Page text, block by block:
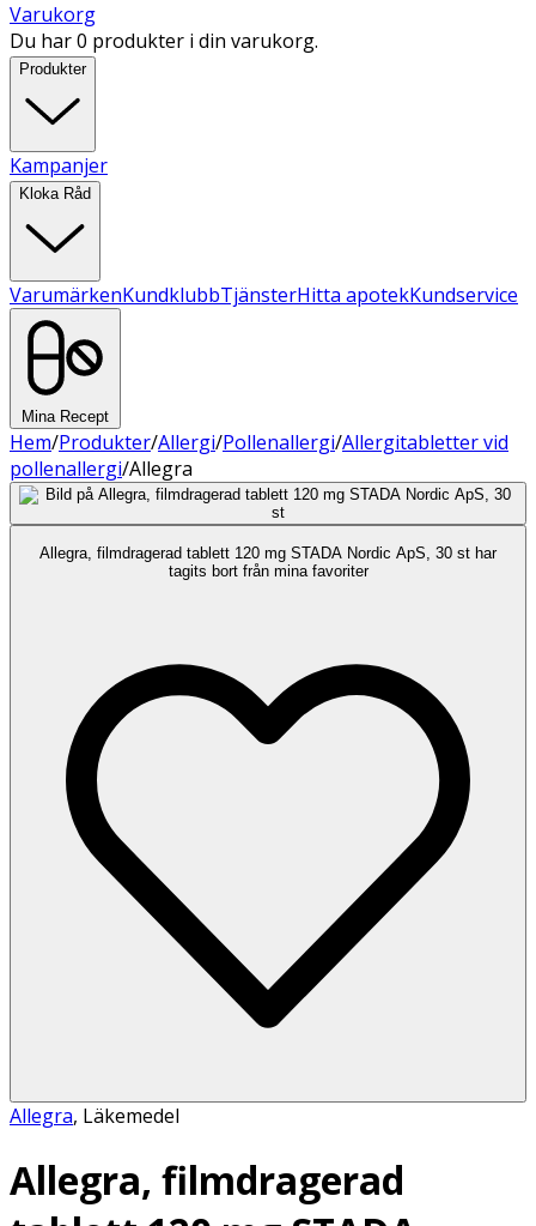
Varukorg
Du har 0 produkter i din varukorg.
Produkter
Kampanjer
Kloka Råd
VarumärkenKundklubbTjänsterHitta apotekKundservice
Mina Recept
Hem/Produkter/Allergi/Pollenallergi/Allergitabletter vid
pollenallergi/Allegra
Allegra, filmdragerad tablett 120 mg STADA Nordic ApS, 30 st har
tagits bort från mina favoriter
Allegra, Läkemedel
Allegra, filmdragerad